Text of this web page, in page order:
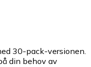
30-pack-versionen.
din behov av